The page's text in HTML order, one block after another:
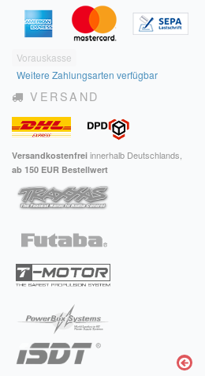
Vorauskasse
Weitere Zahlungsarten verfügbar
VERSAND
Versandkostenfrei innerhalb Deutschlands,
ab 150 EUR Bestellwert